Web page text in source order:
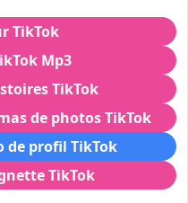
TikTok
Mp3
TikTok
de photos TikTok
de profil TikTok
TikTok